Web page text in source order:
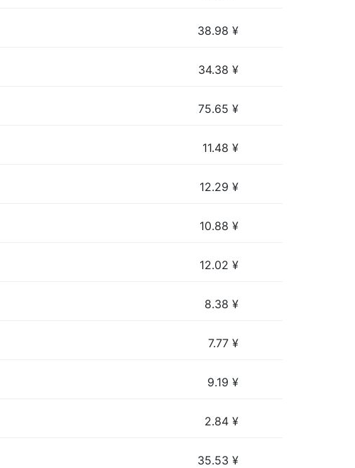
38.98 ¥
34.38 ¥
75.65 ¥
11.48 ¥
12.29 ¥
10.88 ¥
12.02 ¥
8.38 ¥
7.77 ¥
9.19 ¥
2.84 ¥
35.53 ¥